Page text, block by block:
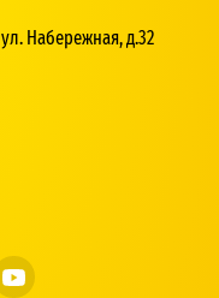
Набережная, д.32